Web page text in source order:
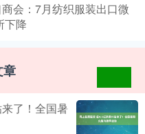
会：7月纺织服装出口微
下降
章
了！全国暑